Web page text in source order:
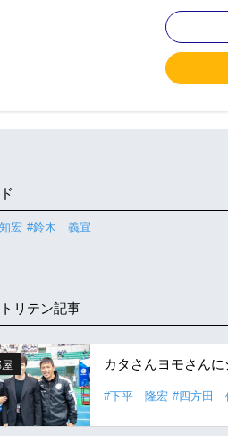
宏 #鈴木 義宜
リテン記事
カタさんヨモさん
#下平 隆宏 #四方田